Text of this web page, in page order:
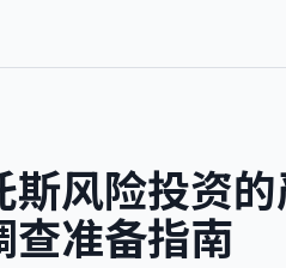
风险投资
查准备指南